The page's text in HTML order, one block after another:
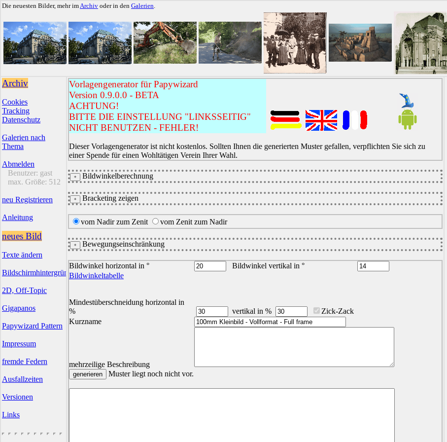
Die neuesten Bilder, mehr imArchiv oder in den Galerien.
Archiv
Cookies
Tracking
Datenschutz
Galerien nach
Thema
Abmelden
Benutzer: gast
max. Größe: 512
neu Registrieren
Anleitung
neues Bild
Texte ändern
Bildschirmhintergründe
2D, Off-Topic
Gigapanos
Papywizard Pattern
Impressum
fremde Federn
Ausfallzeiten
Versionen
Links
Vorlagengenerator für Papywizard
Version 0.9.0.0 - BETA
ACHTUNG!
BITTE DIE EINSTELLUNG "LINKSSEITIG"
NICHT BENUTZEN - FEHLER!
Dieser Vorlagengenerator ist nicht kostenlos. Sollten Ihnen die generierten Muster gefallen, verpflichten Sie sich zu
einer Spende für einen Wohltätigen Verein Ihrer Wahl.
Bildwinkelberechnung
Bracketing zeigen
vom Nadir zum Zenit vom Zenit zum Nadir
Bewegungseinschränkung
Bildwinkel horizontal in °
Bildwinkel vertikal in °
Bildwinkeltabelle
Mindestüberschneidung horizontal in
%
vertikal in %
Zick-Zack
Kurzname
mehrzeilige Beschreibung
Muster liegt noch nicht vor.